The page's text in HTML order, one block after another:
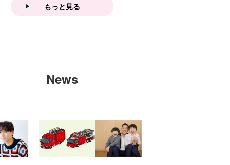
もっと見る
News